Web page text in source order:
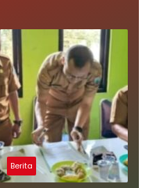
Berita